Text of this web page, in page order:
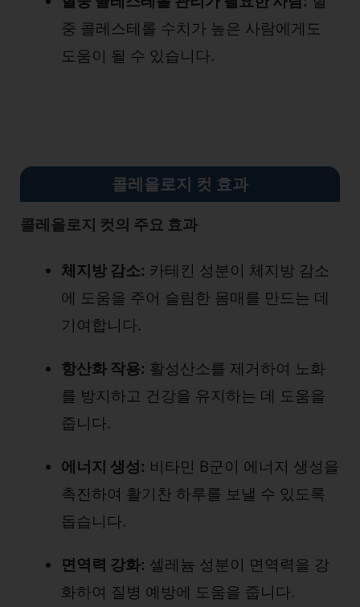
중 콜레스테롤 수치가 높은 사람에게도
도움이 될 수 있습니다.
콜레올로지 컷 효과
콜레올로지 컷의 주요 효과
체지방 감소: 카테킨 성분이 체지방 감소
에 도움을 주어 슬림한 몸매를 만드는 데
기여합니다.
항산화 작용: 활성산소를 제거하여 노화
를 방지하고 건강을 유지하는 데 도움을
줍니다.
에너지 생성: 비타민 B군이 에너지 생성을
촉진하여 활기찬 하루를 보낼 수 있도록
돕습니다.
면역력 강화: 셀레늄 성분이 면역력을 강
화하여 질병 예방에 도움을 줍니다.